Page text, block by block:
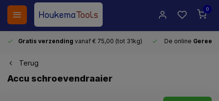
0
Gratis verzending vanaf € 75,00 (tot 31kg) De online
Terug
Accu schroevendraaier